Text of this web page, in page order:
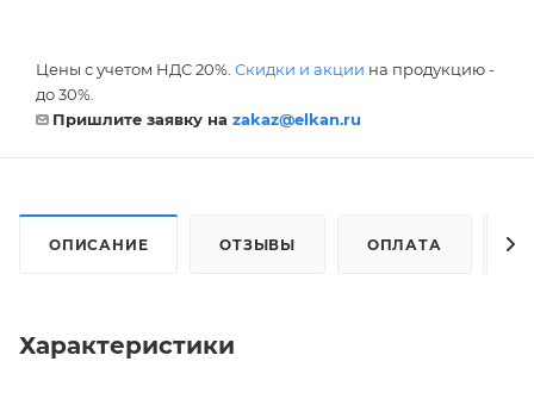
Цены с учетом НДС 20%. Скидки и акции на продукцию -
до 30%.
Пришлите заявку на zakaz@elkan.ru
ОПИСАНИЕ ОТЗЫВЫ ОПЛАТА
Характеристики